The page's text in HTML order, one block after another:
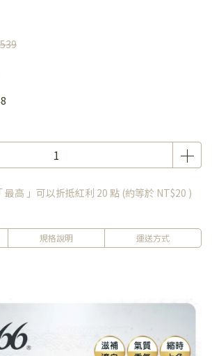
最高 」可以折抵紅利 20 點 (約等於 NT$20 )
規格說明 運送方式